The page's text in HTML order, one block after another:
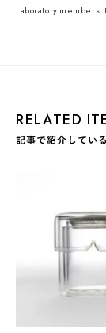
Laboratory
RELATED
記事で紹介してい